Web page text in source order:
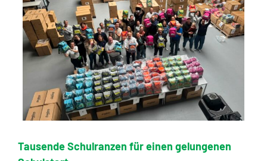
Tausende Schulranzen für einen gelungenen